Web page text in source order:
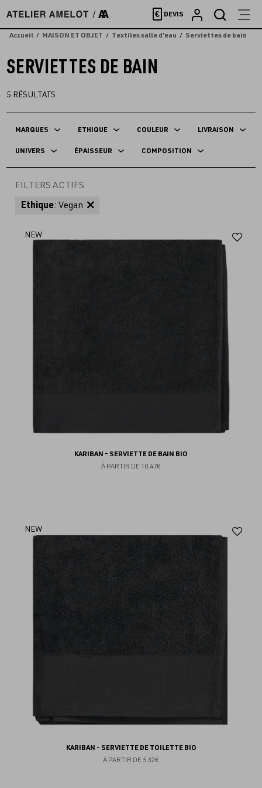
directement
au
€ DEVIS
Accueil MAISON ET OBJET Textiles salle d'eau Serviettes de bain
SERVIETTES DE BAIN
5 RÉSULTATS
MARQUES ETHIQUE COULEUR LIVRAISON
UNIVERS ÉPAISSEUR COMPOSITION
FILTERS ACTIFS
Ethique: Vegan
NEW
KARIBAN - SERVIETTE DE BAIN BIO
À PARTIR DE 10.47€
NEW
KARIBAN - SERVIETTE DE TOILETTE BIO
À PARTIR DE 5.32€